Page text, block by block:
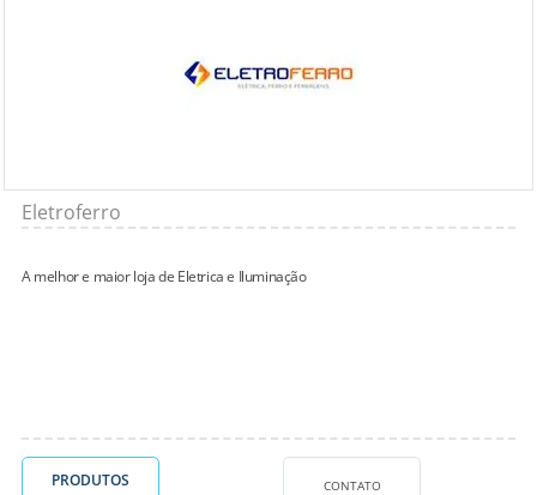
Eletroferro
A melhor e maior loja de Eletrica e Iluminação
PRODUTOS CONTATO